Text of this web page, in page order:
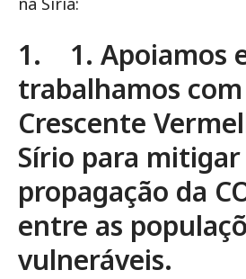
1. 1. Apoiamos
trabalhamos
Crescente
Sírio para mitigar
propagação da
entre as
vulneráveis.